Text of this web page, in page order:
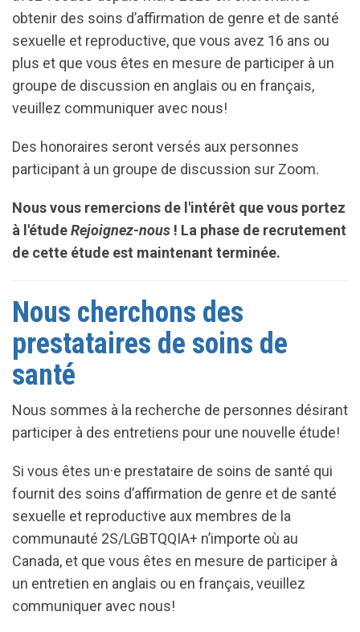
obtenir des soins d’affirmation de genre et de santé
sexuelle et reproductive, que vous avez 16 ans ou
plus et que vous êtes en mesure de participer à un
groupe de discussion en anglais ou en français,
veuillez communiquer avec nous!
Des honoraires seront versés aux personnes
participant à un groupe de discussion sur Zoom.
Nous vous remercions de l'intérêt que vous portez
à l'étudeRejoignez-nous ! La phase de recrutement
de cette étude est maintenant terminée.
Nous cherchons des
prestataires de soins de
santé
Nous sommes à la recherche de personnes désirant
participer à des entretiens pour une nouvelle étude!
Si vous êtes un·e prestataire de soins de santé qui
fournit des soins d’affirmation de genre et de santé
sexuelle et reproductive aux membres de la
communauté 2S/LGBTQQIA+ n’importe où au
Canada, et que vous êtes en mesure de participer à
un entretien en anglais ou en français, veuillez
communiquer avec nous!